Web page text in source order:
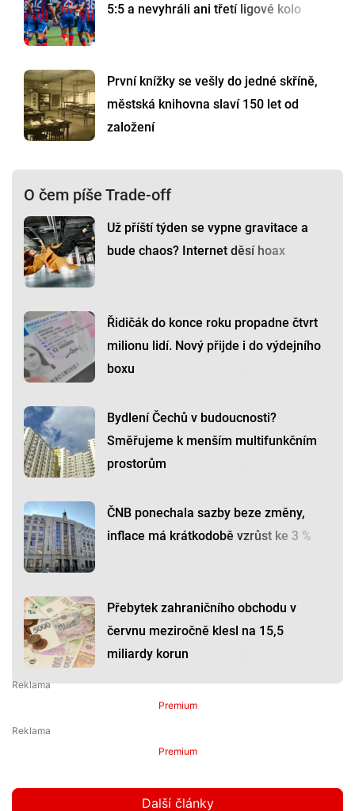
5:5 a nevyhráli ani třetí ligové kolo
První knížky se vešly do jedné skříně,
městská knihovna slaví 150 let od
založení
O čem píše Trade-off
Už příští týden se vypne gravitace a
bude chaos? Internet děsí hoax
Řidičák do konce roku propadne čtvrt
milionu lidí. Nový přijde i do výdejního
boxu
Bydlení Čechů v budoucnosti?
Směřujeme k menším multifunkčním
prostorům
ČNB ponechala sazby beze změny,
inflace má krátkodobě vzrůst ke 3 %
Přebytek zahraničního obchodu v
červnu meziročně klesl na 15,5
miliardy korun
Premium
Premium
Další články